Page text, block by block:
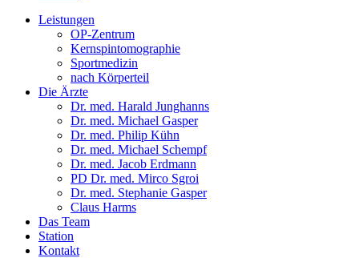
Leistungen
OP-Zentrum
Kernspintomographie
Sportmedizin
nach Körperteil
Die Ärzte
Dr. med. Harald Junghanns
Dr. med. Michael Gasper
Dr. med. Philip Kühn
Dr. med. Michael Schempf
Dr. med. Jacob Erdmann
PD Dr. med. Mirco Sgroi
Dr. med. Stephanie Gasper
Claus Harms
Das Team
Station
Kontakt